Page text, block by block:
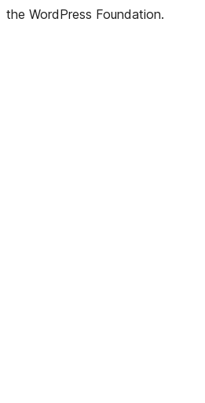
the WordPress Foundation.